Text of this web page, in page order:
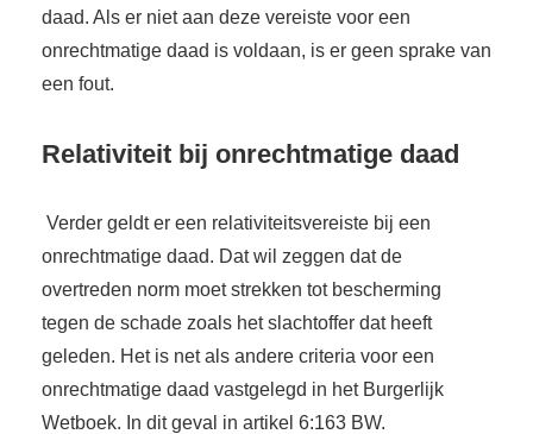
daad. Als er niet aan deze vereiste voor een
onrechtmatige daad is voldaan, is er geen sprake van
een fout.
Relativiteit bij onrechtmatige daad
Verder geldt er een relativiteitsvereiste bij een
onrechtmatige daad. Dat wil zeggen dat de
overtreden norm moet strekken tot bescherming
tegen de schade zoals het slachtoffer dat heeft
geleden. Het is net als andere criteria voor een
onrechtmatige daad vastgelegd in het Burgerlijk
Wetboek. In dit geval in artikel 6:163 BW.